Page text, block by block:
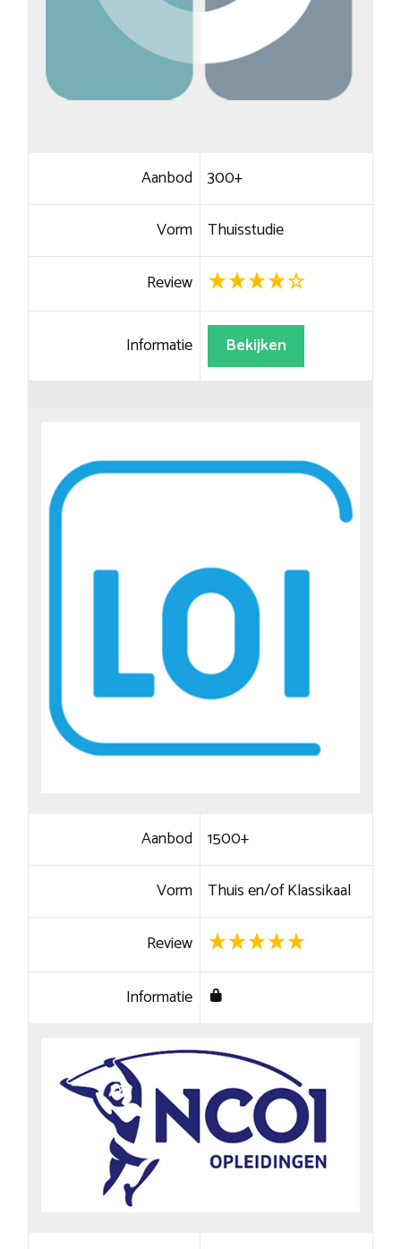
Aanbod 300+
Vorm Thuisstudie
Review
Informatie Bekijken
Aanbod 1500+
Vorm Thuis en/of Klassikaal
Review
Informatie